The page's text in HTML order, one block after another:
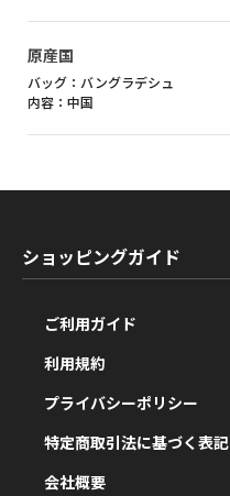
原産国
バッグ：バングラデシュ
内容：中国
ショッピングガイド
ご利用ガイド
利用規約
プライバシーポリシー
特定商取引法に基づく表記
会社概要